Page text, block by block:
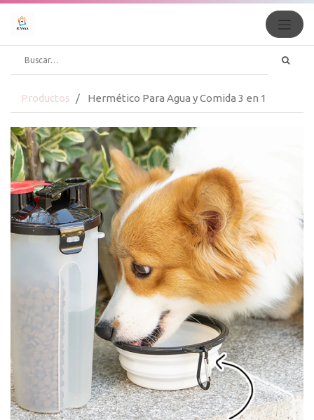
Productos Hermético Para Agua y Comida 3 en 1